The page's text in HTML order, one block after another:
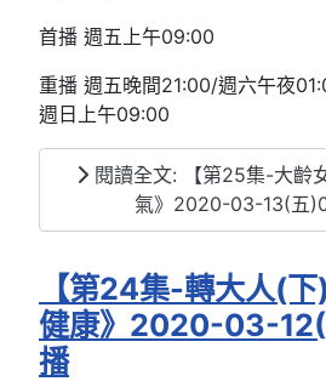
首播 週五上午09:00
重播 週五晚間21:00/週六午夜
週日上午09:00
閱讀全文: 【第25集-大齡
氣》2020-03-13(五
【第24集-轉大人(
健康》2020-03-
播